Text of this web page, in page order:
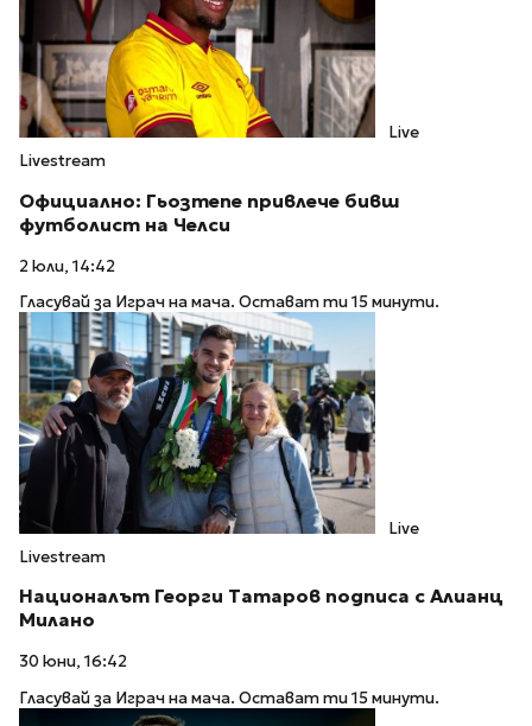
Live
Livestream
Официално: Гьозтепе привлече бивш
футболист на Челси
2 юли, 14:42
Гласувай за Играч на мача. Остават ти 15 минути.
Live
Livestream
Националът Георги Татаров подписа с Алианц
Милано
30 юни, 16:42
Гласувай за Играч на мача. Остават ти 15 минути.